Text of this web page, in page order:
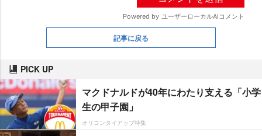
記事に戻る
PICK UP
マクドナルドが40年にわたり支える「小学
生の甲子園」
オリコンタイアップ特集